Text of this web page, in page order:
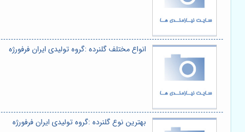
انواع مختلف گلنرده :گروه تولیدی ایران فرفورژه
بهترین نوع گلنرده :گروه تولیدی ایران فرفورژه